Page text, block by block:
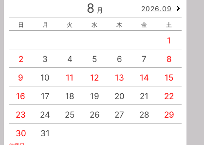
8 月 2026.09
日 月 火 水 木 金 土
1
2
3 4 5 6 7
8
9
10 11 12 13 14
15
16
17 18 19 20 21
22
23
24 25 26 27 28
29
30
31